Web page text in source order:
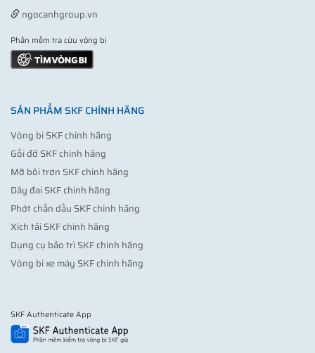
ngocanhgroup.vn
Phần mềm tra cứu vòng bi
SẢN PHẨM SKF CHÍNH HÃNG
Vòng bi SKF chính hãng
Gối đỡ SKF chính hãng
Mỡ bôi trơn SKF chính hãng
Dây đai SKF chính hãng
Phớt chắn dầu SKF chính hãng
Xích tải SKF chính hãng
Dụng cụ bảo trì SKF chính hãng
Vòng bi xe máy SKF chính hãng
SKF Authenticate App